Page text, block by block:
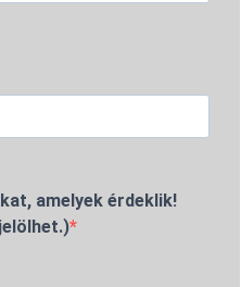
amelyek érdeklik!